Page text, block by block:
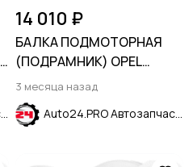
Auto24.PRO Автозапчасти
14 010 ₽
БАЛКА ПОДМОТОРНАЯ
(ПОДРАМНИК) OPEL
CORSA D 2006-2015
3 месяца назад
Auto24.PRO Автозапчасти